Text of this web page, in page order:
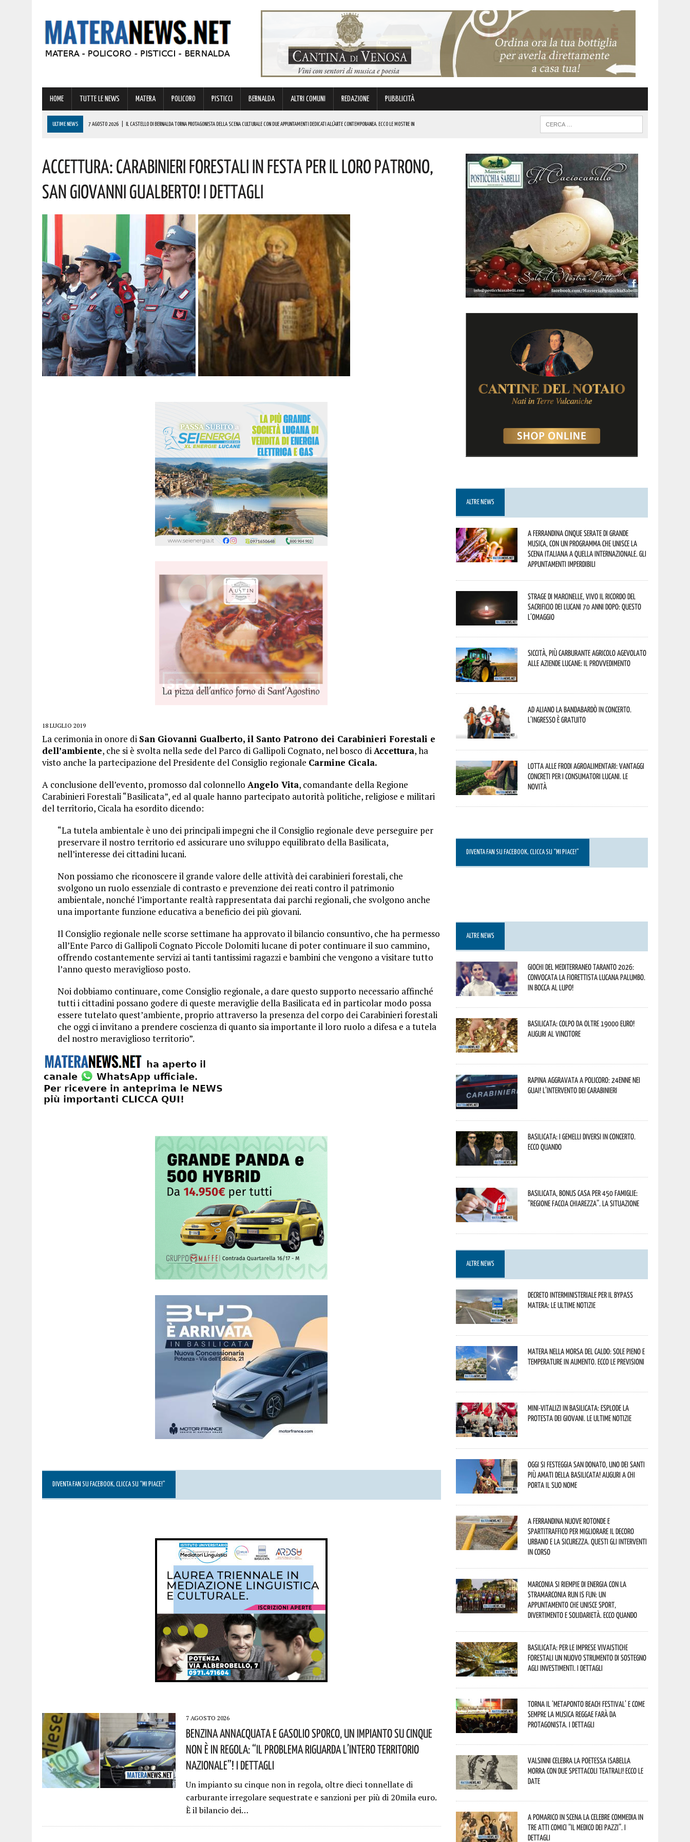
HOME TUTTE LE NEWS MATERA POLICORO PISTICCI BERNALDA ALTRI COMUNI REDAZIONE PUBBLICITÀ
ULTIME NEWS 7 AGOSTO 2026 IL CASTELLO DI BERNALDA TORNA PROTAGONISTA DELLA SCENA CULTURALE CON DUE APPUNTAMENTI DEDICATI ALL’ARTE CONTEMPORANEA. ECCO LE MOSTRE IN
7 AGOSTO 2026 | A GRASSANO FERVONO I PREPARATIVI PER LA RIEVOCAZIONE STORICA “I CAVALIERI DI MALTA”. ECCO IL PROGRAMMA
7 AGOSTO 2026 BERNALDA: IL SUGGESTIVO SCENARIO DELLE TAVOLE PALATINE FARÀ DA CORNICE ALLO SPETTACOLO DI ROSMY, UN EMOZIONANTE VIAGGIO TRA MUSICA E PAROLE. I DETTAGLI
Accettura: Carabinieri Forestali In Festa Per Il Loro Patrono,
San Giovanni Gualberto! I Dettagli
18 LUGLIO 2019
La cerimonia in onore di San Giovanni Gualberto, il Santo Patrono dei Carabinieri Forestali e
dell’ambiente, che si è svolta nella sede del Parco di Gallipoli Cognato, nel bosco diAccettura, ha
visto anche la partecipazione del Presidente del Consiglio regionale Carmine Cicala.
A conclusione dell’evento, promosso dal colonnello Angelo Vita, comandante della Regione
Carabinieri Forestali “Basilicata”, ed al quale hanno partecipato autorità politiche, religiose e militari
del territorio, Cicala ha esordito dicendo:
“La tutela ambientale è uno dei principali impegni che il Consiglio regionale deve perseguire per
preservare il nostro territorio ed assicurare uno sviluppo equilibrato della Basilicata,
nell’interesse dei cittadini lucani.
Non possiamo che riconoscere il grande valore delle attività dei carabinieri forestali, che
svolgono un ruolo essenziale di contrasto e prevenzione dei reati contro il patrimonio
ambientale, nonché l’importante realtà rappresentata dai parchi regionali, che svolgono anche
una importante funzione educativa a beneficio dei più giovani.
Il Consiglio regionale nelle scorse settimane ha approvato il bilancio consuntivo, che ha permesso
all’Ente Parco di Gallipoli Cognato Piccole Dolomiti lucane di poter continuare il suo cammino,
offrendo costantemente servizi ai tanti tantissimi ragazzi e bambini che vengono a visitare tutto
l’anno questo meraviglioso posto.
Noi dobbiamo continuare, come Consiglio regionale, a dare questo supporto necessario affinché
tutti i cittadini possano godere di queste meraviglie della Basilicata ed in particolar modo possa
essere tutelato quest’ambiente, proprio attraverso la presenza del corpo dei Carabinieri forestali
che oggi ci invitano a prendere coscienza di quanto sia importante il loro ruolo a difesa e a tutela
del nostro meraviglioso territorio”.
DIVENTA FAN SU FACEBOOK, CLICCA SU “MI PIACE!”
7 AGOSTO 2026
Benzina Annacquata E Gasolio Sporco, Un Impianto Su Cinque
Non È In Regola: “il Problema Riguarda L’intero Territorio
Nazionale”! I Dettagli
Un impianto su cinque non in regola, oltre dieci tonnellate di
carburante irregolare sequestrate e sanzioni per più di 20mila euro.
È il bilancio dei…
ALTRE NEWS
A Ferrandina cinque serate di grande
musica, con un programma che unisce la
scena italiana a quella internazionale. Gli
appuntamenti imperdibili
Strage di Marcinelle, vivo il ricordo del
sacrificio dei lucani 70 anni dopo: questo
l’omaggio
Siccità, più carburante agricolo agevolato
alle aziende lucane: il provvedimento
Ad Aliano la Bandabardò in concerto.
L’ingresso è gratuito
Lotta alle frodi agroalimentari: vantaggi
concreti per i consumatori lucani. Le
novità
DIVENTA FAN SU FACEBOOK, CLICCA SU “MI PIACE!”
ALTRE NEWS
Giochi del Mediterraneo Taranto 2026:
convocata la fiorettista lucana Palumbo.
In bocca al lupo!
Basilicata: colpo da oltre 19000 Euro!
Auguri al vincitore
Rapina aggravata a Policoro: 24enne nei
guai! L’intervento dei Carabinieri
Basilicata: i Gemelli DiVersi in concerto.
Ecco quando
Basilicata, Bonus casa per 450 famiglie:
“Regione faccia chiarezza”. La situazione
ALTRE NEWS
Decreto interministeriale per il Bypass
Matera: le ultime notizie
Matera nella morsa del caldo: sole pieno e
temperature in aumento. Ecco le previsioni
Mini-vitalizi in Basilicata: esplode la
protesta dei giovani. Le ultime notizie
Oggi si festeggia San Donato, uno dei Santi
più amati della Basilicata! Auguri a chi
porta il suo nome
A Ferrandina nuove rotonde e
spartitraffico per migliorare il decoro
urbano e la sicurezza. Questi gli interventi
in corso
Marconia si riempie di energia con la
StraMarconia Run is Fun: un
appuntamento che unisce sport,
divertimento e solidarietà. Ecco quando
Basilicata: per le imprese vivaistiche
forestali un nuovo strumento di sostegno
agli investimenti. I dettagli
Torna il ‘Metaponto beach festival’ e come
sempre la musica reggae farà da
protagonista. I dettagli
Valsinni celebra la poetessa Isabella
Morra con due spettacoli teatrali! Ecco le
date
A Pomarico in scena la celebre commedia in
tre atti comici “Il medico dei pazzi”. I
dettagli